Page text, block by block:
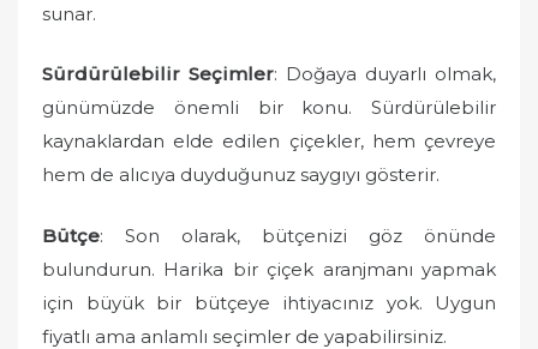
sunar.
Sürdürülebilir Seçimler: Doğaya duyarlı olmak,
günümüzde önemli bir konu. Sürdürülebilir
kaynaklardan elde edilen çiçekler, hem çevreye
hem de alıcıya duyduğunuz saygıyı gösterir.
Bütçe: Son olarak, bütçenizi göz önünde
bulundurun. Harika bir çiçek aranjmanı yapmak
için büyük bir bütçeye ihtiyacınız yok. Uygun
fiyatlı ama anlamlı seçimler de yapabilirsiniz.